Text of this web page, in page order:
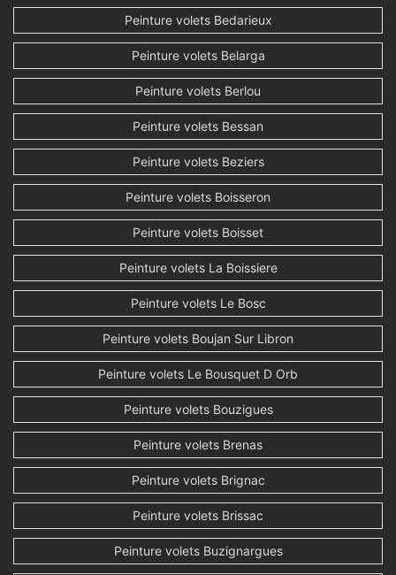
Peinture volets Bedarieux
Peinture volets Belarga
Peinture volets Berlou
Peinture volets Bessan
Peinture volets Beziers
Peinture volets Boisseron
Peinture volets Boisset
Peinture volets La Boissiere
Peinture volets Le Bosc
Peinture volets Boujan Sur Libron
Peinture volets Le Bousquet D Orb
Peinture volets Bouzigues
Peinture volets Brenas
Peinture volets Brignac
Peinture volets Brissac
Peinture volets Buzignargues